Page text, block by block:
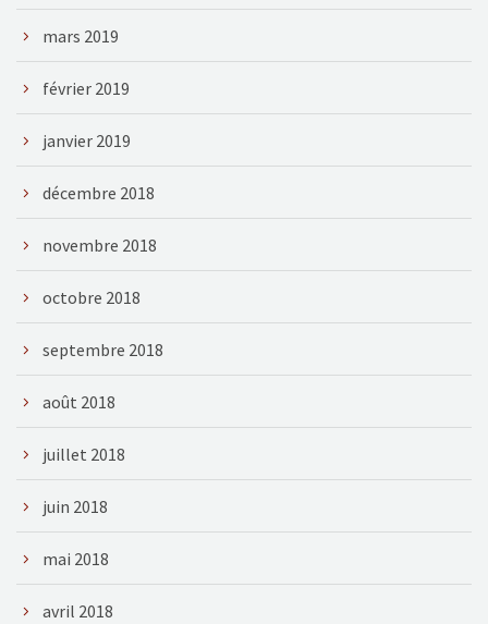
mars 2019
février 2019
janvier 2019
décembre 2018
novembre 2018
octobre 2018
septembre 2018
août 2018
juillet 2018
juin 2018
mai 2018
avril 2018